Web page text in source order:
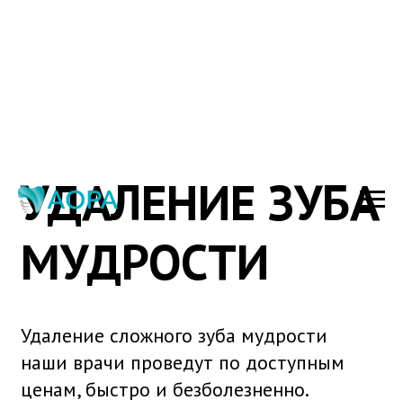
УДАЛЕНИЕ ЗУБА
МУДРОСТИ
Удаление сложного зуба мудрости
ценам, быстро и безболезненно.
Записаться